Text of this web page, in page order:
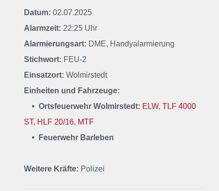
Datum: 02.07.2025
Alarmzeit: 22:25 Uhr
Alarmierungsart: DME, Handyalarmierung
Stichwort: FEU-2
Einsatzort: Wolmirstedt
Einheiten und Fahrzeuge:
• Ortsfeuerwehr Wolmirstedt: ELW, TLF 4000
ST, HLF 20/16, MTF
• Feuerwehr Barleben
Weitere Kräfte: Polizei